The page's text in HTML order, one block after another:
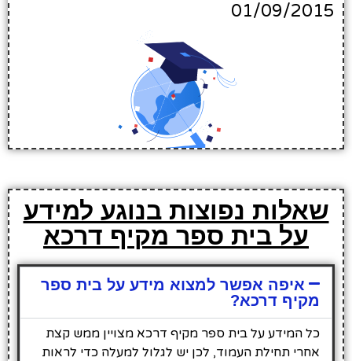
01/09/2015
שאלות נפוצות בנוגע למידע
על בית ספר מקיף דרכא
איפה אפשר למצוא מידע על בית ספר
מקיף דרכא?
כל המידע על בית ספר מקיף דרכא מצויין ממש קצת
אחרי תחילת העמוד, לכן יש לגלול למעלה כדי לראות